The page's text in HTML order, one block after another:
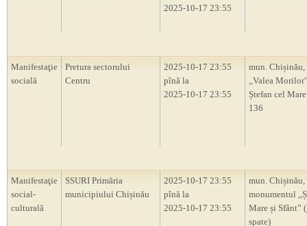
2025-10-17 23:55
Manifestaţie
socială
Pretura sectorului
Centru
2025-10-17 23:55
pînă la
2025-10-17 23:55
mun. Chișinău,
,,Valea
Ștefan cel
136
Manifestaţie
social-
culturală
SSURI Primăria
municipiului Chișinău
2025-10-17 23:55
pînă la
2025-10-17 23:55
mun. Chișinău,
monumentul
Mare și Sfânt”
spate)